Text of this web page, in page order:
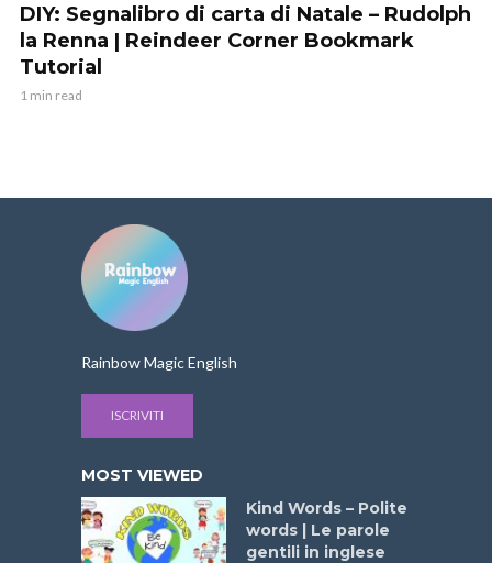
DIY: Segnalibro di carta di Natale – Rudolph
la Renna | Reindeer Corner Bookmark
Tutorial
1 min read
Rainbow Magic English
ISCRIVITI
MOST VIEWED
Kind Words – Polite
words | Le parole
gentili in inglese